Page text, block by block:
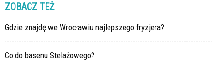
ZOBACZ TEŻ
Gdzie znajdę we Wrocławiu najlepszego fryzjera?
Co do basenu Stelażowego?